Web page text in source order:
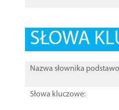
SŁOWA
Nazwa słownika
Słowa kluczowe: